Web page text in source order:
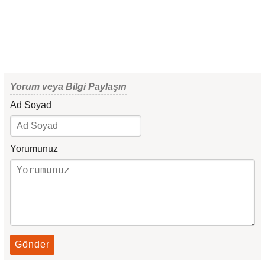
Yorum veya Bilgi Paylaşın
Ad Soyad
Yorumunuz
Gönder